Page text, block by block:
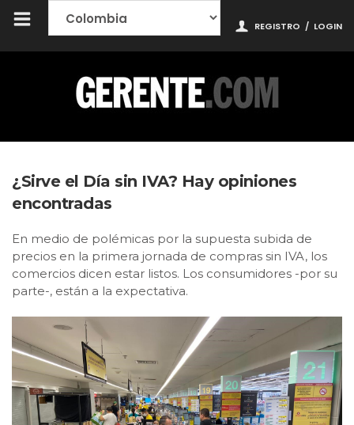
REGISTRO / LOGIN
¿Sirve el Día sin IVA? Hay opiniones
encontradas
En medio de polémicas por la supuesta subida de
precios en la primera jornada de compras sin IVA, los
comercios dicen estar listos. Los consumidores -por su
parte-, están a la expectativa.